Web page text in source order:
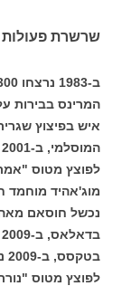
שרשרת
איש בפיצוץ
נכשל חוסאם